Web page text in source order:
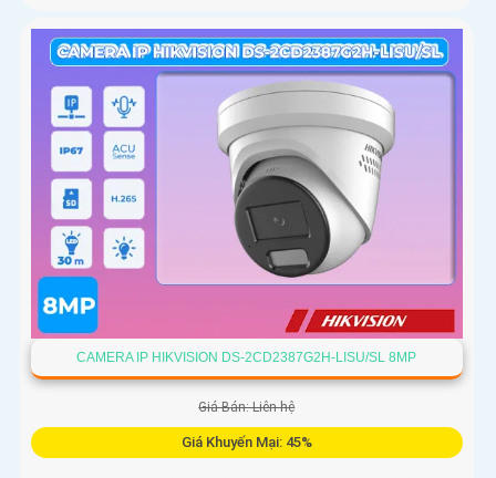
CAMERA IP HIKVISION DS-2CD2387G2H-LISU/SL 8MP
Giá Bán: Liên hệ
Giá Khuyến Mại: 45%